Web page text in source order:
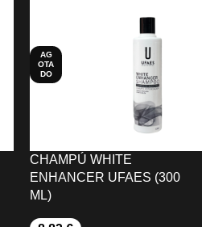
AG
OTA
DO
CHAMPÚ WHITE
ENHANCER UFAES (300
ML)